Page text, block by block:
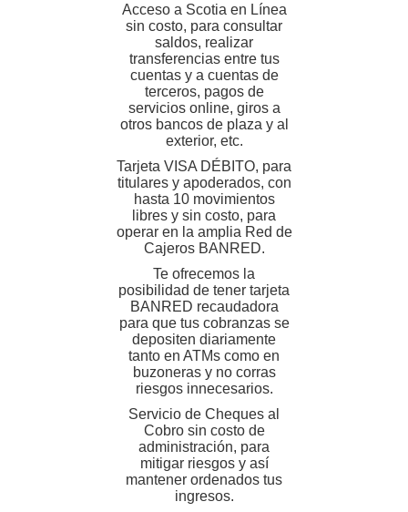
Acceso a Scotia en Línea
sin costo, para consultar
saldos, realizar
transferencias entre tus
cuentas y a cuentas de
terceros, pagos de
servicios online, giros a
otros bancos de plaza y al
exterior, etc.
Tarjeta VISA DÉBITO, para
titulares y apoderados, con
hasta 10 movimientos
libres y sin costo, para
operar en la amplia Red de
Cajeros BANRED.
Te ofrecemos la
posibilidad de tener tarjeta
BANRED recaudadora
para que tus cobranzas se
depositen diariamente
tanto en ATMs como en
buzoneras y no corras
riesgos innecesarios.
Servicio de Cheques al
Cobro sin costo de
administración, para
mitigar riesgos y así
mantener ordenados tus
ingresos.